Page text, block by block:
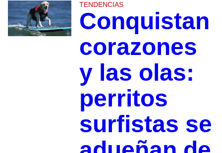
TENDENCIAS
Conquistan
corazones
y las olas:
perritos
surfistas se